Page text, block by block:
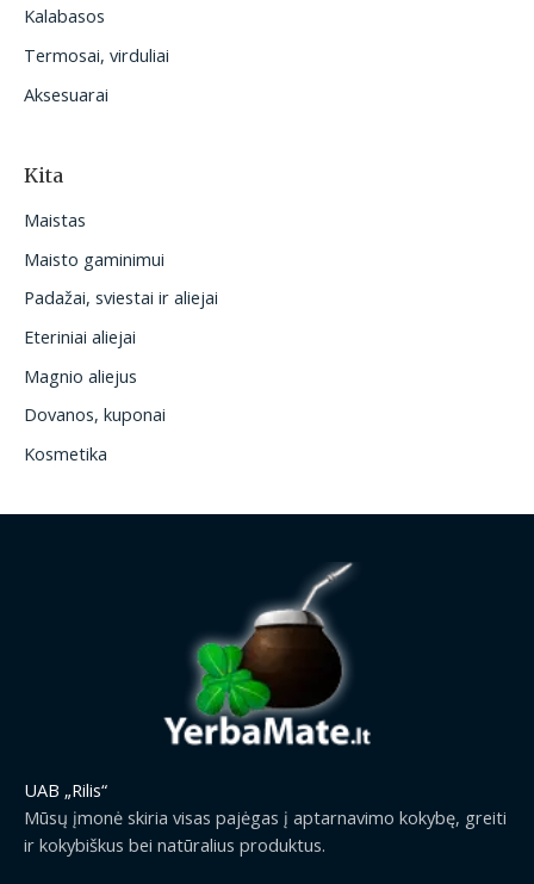
Kalabasos
Termosai, virduliai
Aksesuarai
Kita
Maistas
Maisto gaminimui
Padažai, sviestai ir aliejai
Eteriniai aliejai
Magnio aliejus
Dovanos, kuponai
Kosmetika
UAB „Rilis“
Mūsų įmonė skiria visas pajėgas į aptarnavimo kokybę, greiti
ir kokybiškus bei natūralius produktus.